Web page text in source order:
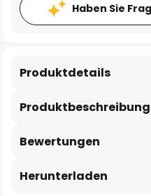
Haben Sie
Produktbeschreibung
Produktdetails
Bewertungen
Herunterladen